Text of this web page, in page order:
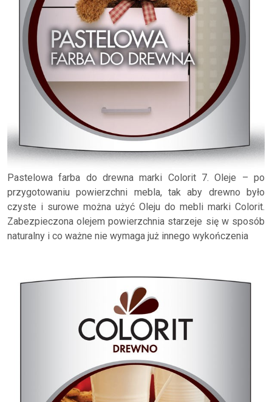
Pastelowa farba do drewna marki Colorit 7. Oleje – po
przygotowaniu powierzchni mebla, tak aby drewno było
czyste i surowe można użyć Oleju do mebli marki Colorit.
Zabezpieczona olejem powierzchnia starzeje się w sposób
naturalny i co ważne nie wymaga już innego wykończenia